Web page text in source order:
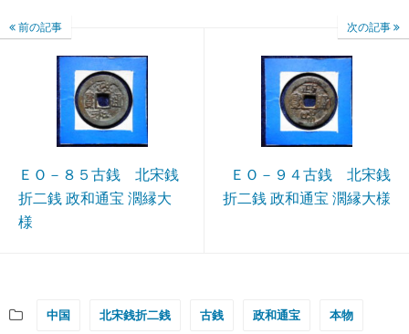
前の記事
ＥＯ－８５古銭 北宋銭
折二銭 政和通宝 濶縁大
様
次の記事
ＥＯ－９４古銭 北宋銭
折二銭 政和通宝 濶縁大様
中国 北宋銭折二銭 古銭 政和通宝 本物